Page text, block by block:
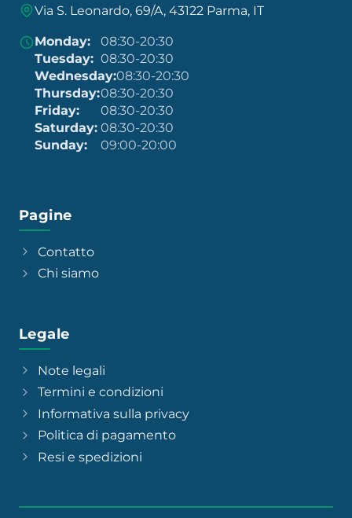
Via S. Leonardo, 69/A, 43122 Parma, IT
Monday:
08:30-20:30
Tuesday: 08:30-20:30
Wednesday:08:30-20:30
Thursday:08:30-20:30
Friday:
08:30-20:30
Saturday: 08:30-20:30
Sunday:
09:00-20:00
Pagine
Contatto
Chi siamo
Legale
Note legali
Termini e condizioni
Informativa sulla privacy
Politica di pagamento
Resi e spedizioni